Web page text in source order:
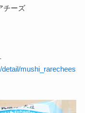
チーズ
mushi_rarechees